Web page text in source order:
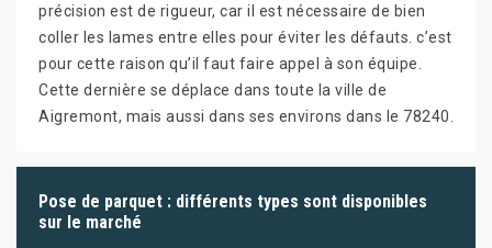
précision est de rigueur, car il est nécessaire de bien
coller les lames entre elles pour éviter les défauts. c’est
pour cette raison qu’il faut faire appel à son équipe.
Cette dernière se déplace dans toute la ville de
Aigremont, mais aussi dans ses environs dans le 78240.
Pose de parquet : différents types sont disponibles
sur le marché